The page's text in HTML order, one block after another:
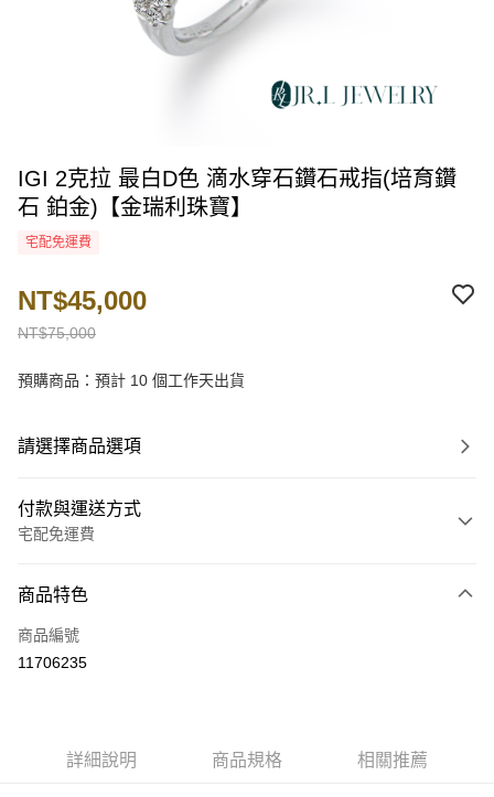
IGI 2克拉 最白D色 滴水穿石鑽石戒指(培育鑽
石 鉑金)【金瑞利珠寶】
宅配免運費
NT$75,000
NT$45,000
預購商品：預計 10 個工作天出貨
請選擇商品選項
付款與運送方式
宅配免運費
信用卡一次付款
LINE Pay
ATM付款
商品特色
商品編號
11706235
詳細說明 商品規格 相關推薦